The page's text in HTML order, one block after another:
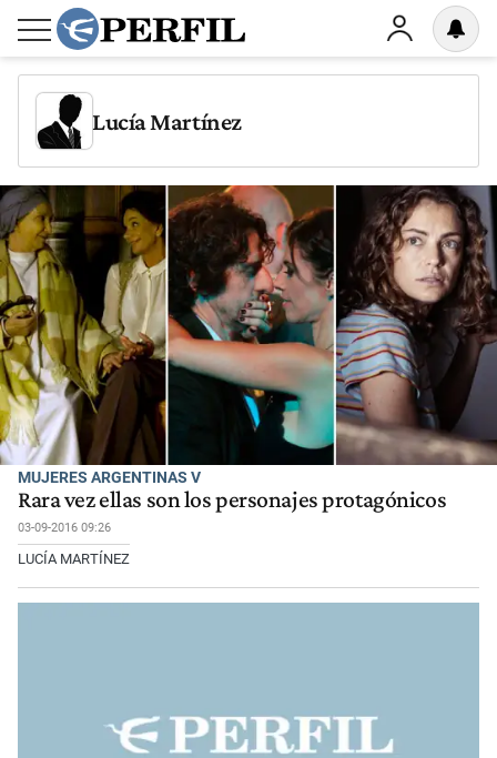
Lucía Martínez
MUJERES ARGENTINAS V
Rara vez ellas son los personajes protagónicos
03-09-2016 09:26
LUCÍA MARTÍNEZ